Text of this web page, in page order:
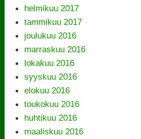
helmikuu 2017
tammikuu 2017
joulukuu 2016
marraskuu 2016
lokakuu 2016
syyskuu 2016
elokuu 2016
toukokuu 2016
huhtikuu 2016
maaliskuu 2016